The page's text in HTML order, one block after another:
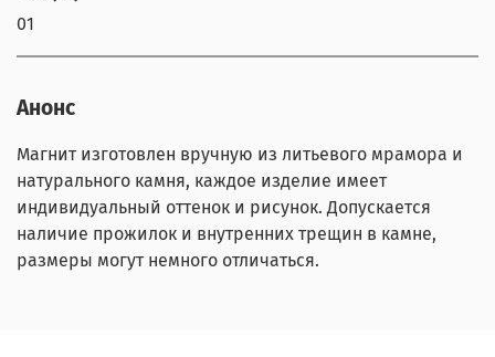
01
Анонс
Магнит изготовлен вручную из литьевого мрамора и
натурального камня, каждое изделие имеет
индивидуальный оттенок и рисунок. Допускается
наличие прожилок и внутренних трещин в камне,
размеры могут немного отличаться.